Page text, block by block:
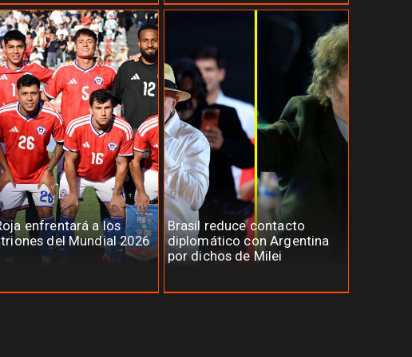
enfrentará a los
del Mundial 2026
Brasil reduce contacto
diplomático con Argentina
por dichos de Milei